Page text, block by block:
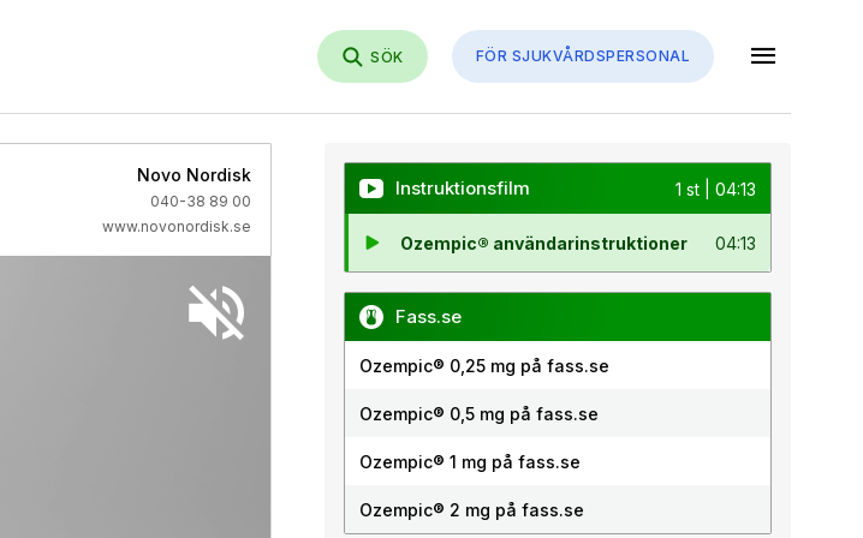
SÖK FÖR SJUKVÅRDSPERSONAL menu
Novo Nordisk
040-38 89 00
www.novonordisk.se
Instruktionsfilm 1 st | 04:13
Ozempic® användarinstruktioner 04:13
Fass.se
Ozempic® 0,25 mg på fass.se
Ozempic® 0,5 mg på fass.se
Ozempic® 1 mg på fass.se
Ozempic® 2 mg på fass.se